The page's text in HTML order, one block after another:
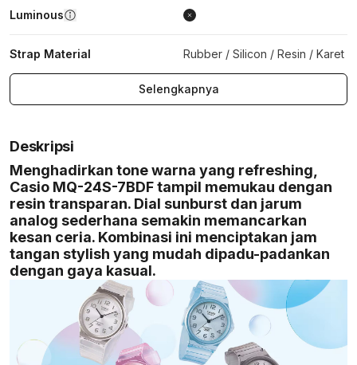
Luminous
Strap Material Rubber / Silicon / Resin / Karet
Selengkapnya
Deskripsi
Menghadirkan tone warna yang refreshing,
Casio MQ-24S-7BDF tampil memukau dengan
resin transparan. Dial sunburst dan jarum
analog sederhana semakin memancarkan
kesan ceria. Kombinasi ini menciptakan jam
tangan stylish yang mudah dipadu-padankan
dengan gaya kasual.